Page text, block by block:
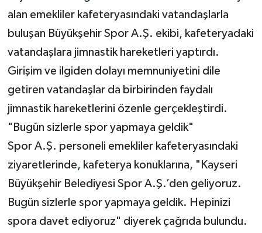
alan emekliler kafeteryasındaki vatandaşlarla
buluşan Büyükşehir Spor A.Ş. ekibi, kafeteryadaki
vatandaşlara jimnastik hareketleri yaptırdı.
Girişim ve ilgiden dolayı memnuniyetini dile
getiren vatandaşlar da birbirinden faydalı
jimnastik hareketlerini özenle gerçekleştirdi.
"Bugün sizlerle spor yapmaya geldik"
Spor A.Ş. personeli emekliler kafeteryasındaki
ziyaretlerinde, kafeterya konuklarına, "Kayseri
Büyükşehir Belediyesi Spor A.Ş.’den geliyoruz.
Bugün sizlerle spor yapmaya geldik. Hepinizi
spora davet ediyoruz" diyerek çağrıda bulundu.